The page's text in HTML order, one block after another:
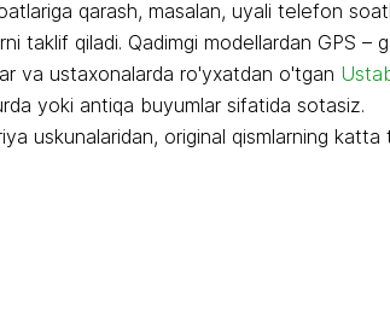
qarash, masalan, uyali telefon
taklif qiladi. Qadimgi modellardan GPS
va ustaxonalarda ro'yxatdan o'tgan
yoki antiqa buyumlar sifatida sotasiz.
uskunalaridan, original qismlarning